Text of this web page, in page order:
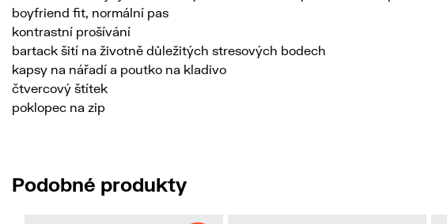
boyfriend fit, normální pas
kontrastní prošívání
bartack šití na životně důležitých stresových bodech
kapsy na nářadí a poutko na kladivo
čtvercový štítek
poklopec na zip
Podobné produkty